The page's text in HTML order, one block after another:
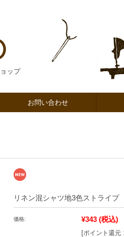
ップ
お問い合わせ
リネン混シャツ地3色ストライプ
価格: ¥343 (税込)
[ポイント還元